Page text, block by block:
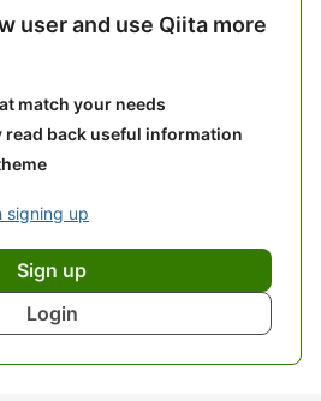
user and use Qiita more
match your needs
read back useful information
signing up
Sign up
Login